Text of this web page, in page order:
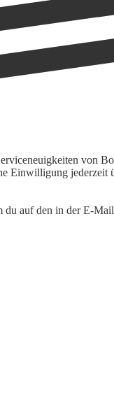
von
Einwilligung
auf den in der E-